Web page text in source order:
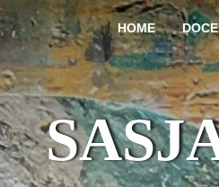
HOME